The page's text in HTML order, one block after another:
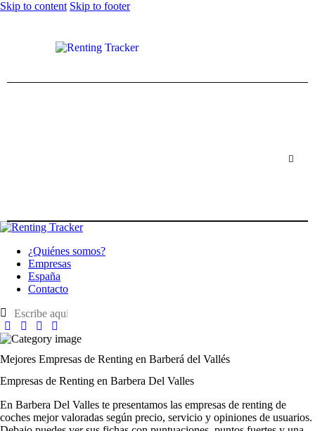
Skip to content Skip to footer
¿Quiénes somos?
Empresas
España
Contacto
Mejores Empresas de Renting en Barberá del Vallés
Empresas de Renting en Barbera Del Valles
En Barbera Del Valles te presentamos las empresas de renting de
coches mejor valoradas según precio, servicio y opiniones de usuarios.